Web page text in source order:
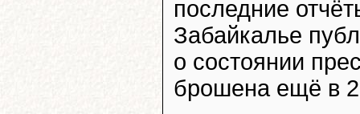
последние
Забайкалье
о состоянии
брошена ещё в